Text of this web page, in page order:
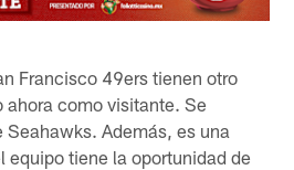
Francisco 49ers tienen otro
ahora como visitante. Se
Además, es una
equipo tiene la oportunidad de